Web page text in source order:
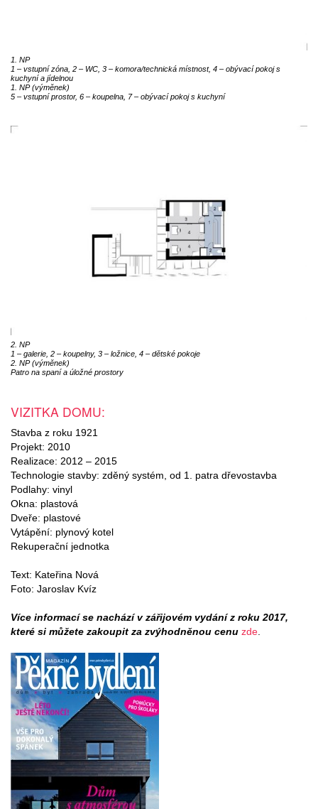
1. NP
1 – vstupní zóna, 2 – WC, 3 – komora/technická místnost, 4 – obývací pokoj s
kuchyní a jídelnou
1. NP (výměnek)
5 – vstupní prostor, 6 – koupelna, 7 – obývací pokoj s kuchyní
2. NP
1 – galerie, 2 – koupelny, 3 – ložnice, 4 – dětské pokoje
2. NP (výměnek)
Patro na spaní a úložné prostory
VIZITKA DOMU:
Stavba z roku 1921
Projekt: 2010
Realizace: 2012 – 2015
Technologie stavby: zděný systém, od 1. patra dřevostavba
Podlahy: vinyl
Okna: plastová
Dveře: plastové
Vytápění: plynový kotel
Rekuperační jednotka
Text: Kateřina Nová
Foto: Jaroslav Kvíz
Více informací se nachází v zářijovém vydání z roku 2017,
které si můžete zakoupit za zvýhodněnou cenu zde